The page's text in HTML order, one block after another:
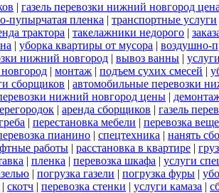
| газель перевозки нижний новгород
пупырчатая пленка | транспортные услуги
трактора | такелажники недорого |
| уборка квартиры от мусора | воздушно-
нижний новгород | вывоз ванны |
| монтаж | подъем сухих смесей |
сборщиков | автомобильные перевозки
нижний новгород цены |
| аренда сборщиков | газель
| перестановка мебели | перевозка
пианино | спецтехника | нанять
работы | расстановка в квартире |
| пленка | перевозка шкафа | услуги
| погрузка газели | погрузка фуры |
| скотч | перевозка стенки | услуги камаза |